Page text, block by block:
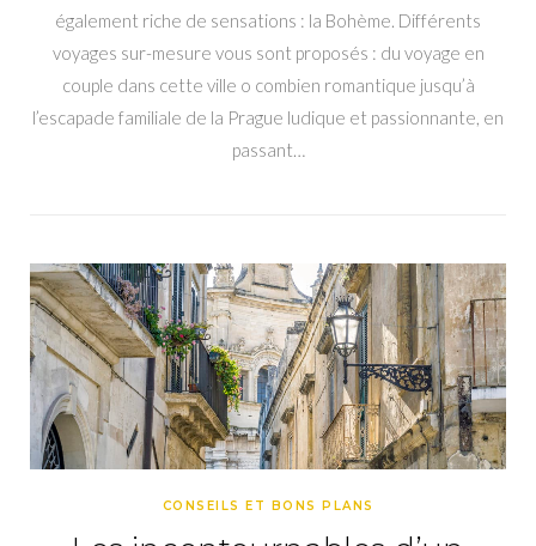
également riche de sensations : la Bohème. Différents
voyages sur-mesure vous sont proposés : du voyage en
couple dans cette ville o combien romantique jusqu’à
l’escapade familiale de la Prague ludique et passionnante, en
passant…
CONSEILS ET BONS PLANS